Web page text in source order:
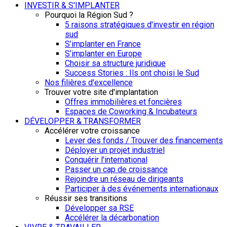
INVESTIR & S'IMPLANTER
Pourquoi la Région Sud ?
5 raisons stratégiques d'investir en région
sud
S’implanter en France
S’implanter en Europe
Choisir sa structure juridique
Success Stories : Ils ont choisi le Sud
Nos filières d'excellence
Trouver votre site d'implantation
Offres immobilières et foncières
Espaces de Coworking & Incubateurs
DÉVELOPPER & TRANSFORMER
Accélérer votre croissance
Lever des fonds / Trouver des financements
Déployer un projet industriel
Conquérir l'international
Passer un cap de croissance
Rejoindre un réseau de dirigeants
Participer à des événements internationaux
Réussir ses transitions
Développer sa RSE
Accélérer la décarbonation